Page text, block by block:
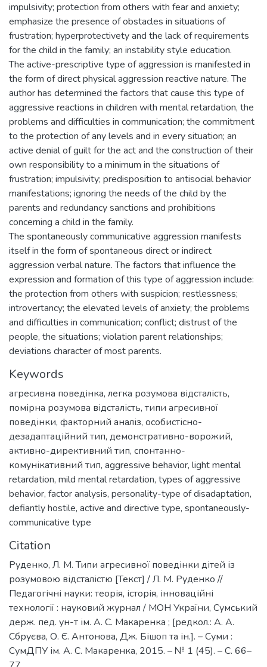
impulsivity; protection from others with fear and anxiety;
emphasize the presence of obstacles in situations of
frustration; hyperprotectivety and the lack of requirements
for the child in the family; an instability style education.
The active-prescriptive type of aggression is manifested in
the form of direct physical aggression reactive nature. The
author has determined the factors that cause this type of
aggressive reactions in children with mental retardation, the
problems and difficulties in communication; the commitment
to the protection of any levels and in every situation; an
active denial of guilt for the act and the construction of their
own responsibility to a minimum in the situations of
frustration; impulsivity; predisposition to antisocial behavior
manifestations; ignoring the needs of the child by the
parents and redundancy sanctions and prohibitions
concerning a child in the family.
The spontaneously communicative aggression manifests
itself in the form of spontaneous direct or indirect
aggression verbal nature. The factors that influence the
expression and formation of this type of aggression include:
the protection from others with suspicion; restlessness;
introvertancy; the elevated levels of anxiety; the problems
and difficulties in communication; conflict; distrust of the
people, the situations; violation parent relationships;
deviations character of most parents.
Keywords
агресивна поведінка, легка розумова відсталість,
помірна розумова відсталість, типи агресивної
поведінки, факторний аналіз, особистісно-
дезадаптаційний тип, демонстративно-ворожий,
активно-директивний тип, спонтанно-
комунікативний тип, aggressive behavior, light mental
retardation, mild mental retardation, types of aggressive
behavior, factor analysis, personality-type of disadaptation,
defiantly hostile, active and directive type, spontaneously-
communicative type
Citation
Руденко, Л. М. Типи агресивної поведінки дітей із
розумовою відсталістю [Текст] / Л. М. Руденко //
Педагогічні науки: теорія, історія, інноваційні
технології : науковий журнал / МОН України, Сумський
держ. пед. ун-т ім. А. С. Макаренка ; [редкол.: А. А.
Сбруєва, О. Є. Антонова, Дж. Бішоп та ін.]. – Суми :
СумДПУ ім. А. С. Макаренка, 2015. – № 1 (45). – С. 66–